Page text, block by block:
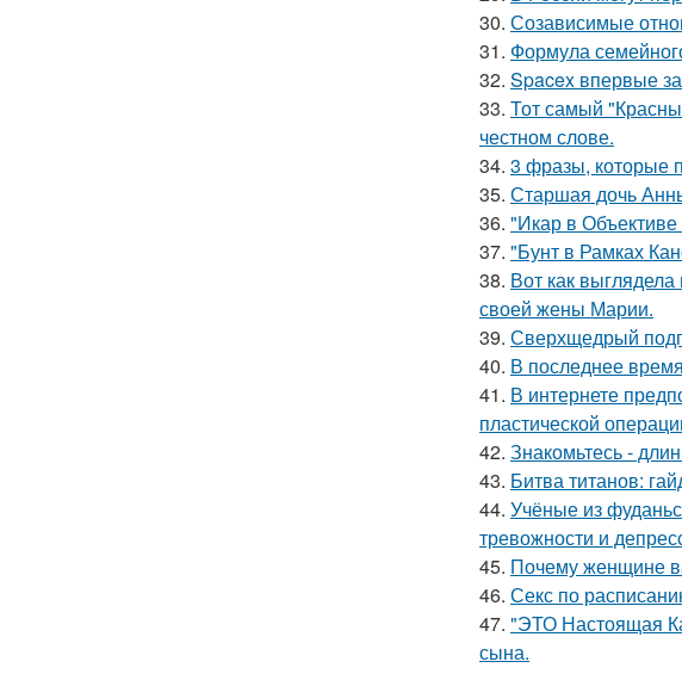
30. Созависимые
31. Формула
32. Spacex впервые
33. Тот самый
честном слове.
34. 3 фразы, которые
35. Старшая дочь
36. "Икар в
37. "Бунт в Рамках
38. Вот как
своей жены Марии.
39. Сверхщедрый
40. В последнее
41. В интернете
пластической
42. Знакомьтесь -
43. Битва титанов:
44. Учёные из
тревожности и
45. Почему женщине
46. Секс по
47. "ЭТО Настоящая
сына.